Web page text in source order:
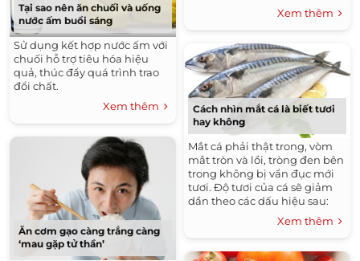
Tại sao nên ăn chuối và uống
nước ấm buổi sáng
Sử dụng kết hợp nước ấm với
chuối hỗ trợ tiêu hóa hiệu
quả, thúc đẩy quá trình trao
đổi chất.
Xem thêm
Ăn cơm gạo càng trắng càng
‘mau gặp tử thần’
Xem thêm
Cách nhìn mắt cá là biết tươi
hay không
Mắt cá phải thật trong, vòm
mắt tròn và lồi, tròng đen bên
trong không bị vẩn đục mới
tươi. Độ tươi của cá sẽ giảm
dần theo các dấu hiệu sau:
Xem thêm